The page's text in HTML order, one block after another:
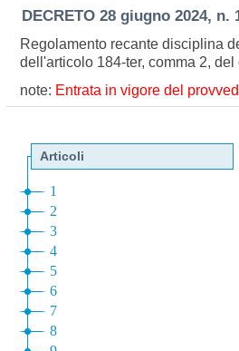
DECRETO 28 giugno 2024, n.
Regolamento recante disciplina
dell'articolo 184-ter, comma 2,
note: Entrata in vigore del